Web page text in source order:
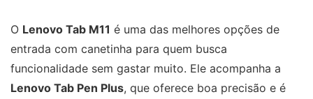
O Lenovo Tab M11 é uma das melhores opções de
entrada com canetinha para quem busca
funcionalidade sem gastar muito. Ele acompanha a
Lenovo Tab Pen Plus, que oferece boa precisão e é